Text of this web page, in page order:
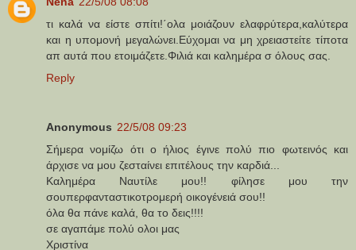
τι καλά να είστε σπίτι!΄ολα μοιάζουν ελαφρύτερα,καλύτερα
και η υπομονή μεγαλώνει.Εύχομαι να μη χρειαστείτε τίποτα
απ αυτά που ετοιμάζετε.Φιλιά και καλημέρα σ όλους σας.
Reply
Anonymous 22/5/08 09:23
Σήμερα νομίζω ότι ο ήλιος έγινε πολύ πιο φωτεινός και
άρχισε να μου ζεσταίνει επιτέλους την καρδιά...
Καλημέρα Ναυτίλε μου!! φίλησε μου την
σουπερφανταστικοτρομερή οικογένειά σου!!
όλα θα πάνε καλά, θα το δεις!!!!
σε αγαπάμε πολύ ολοι μας
Χριστίνα